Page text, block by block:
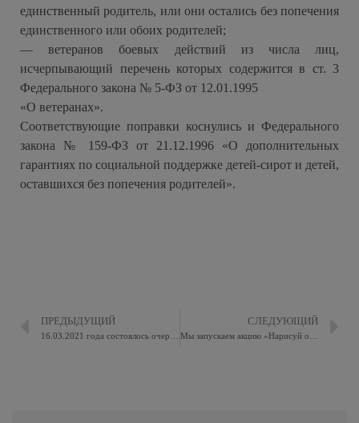
единственный родитель, или они остались без попечения
единственного или обоих родителей;
— ветеранов боевых действий из числа лиц,
исчерпывающий перечень которых содержится в ст. 3
Федерального закона № 5-ФЗ от 12.01.1995
«О ветеранах».
Соответствующие поправки коснулись и Федерального
закона № 159-ФЗ от 21.12.1996 «О дополнительных
гарантиях по социальной поддержке детей-сирот и детей,
оставшихся без попечения родителей».
ПРЕДЫДУЩИЙ СЛЕДУЮЩИЙ